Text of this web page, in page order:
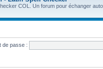
COL. Un forum pour échanger
de passe :